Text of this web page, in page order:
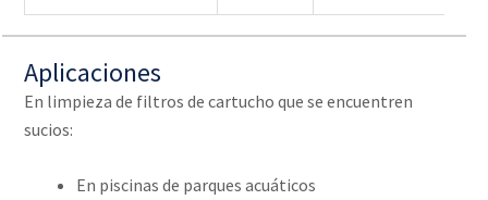
Aplicaciones
En limpieza de filtros de cartucho que se encuentren
sucios:
En piscinas de parques acuáticos